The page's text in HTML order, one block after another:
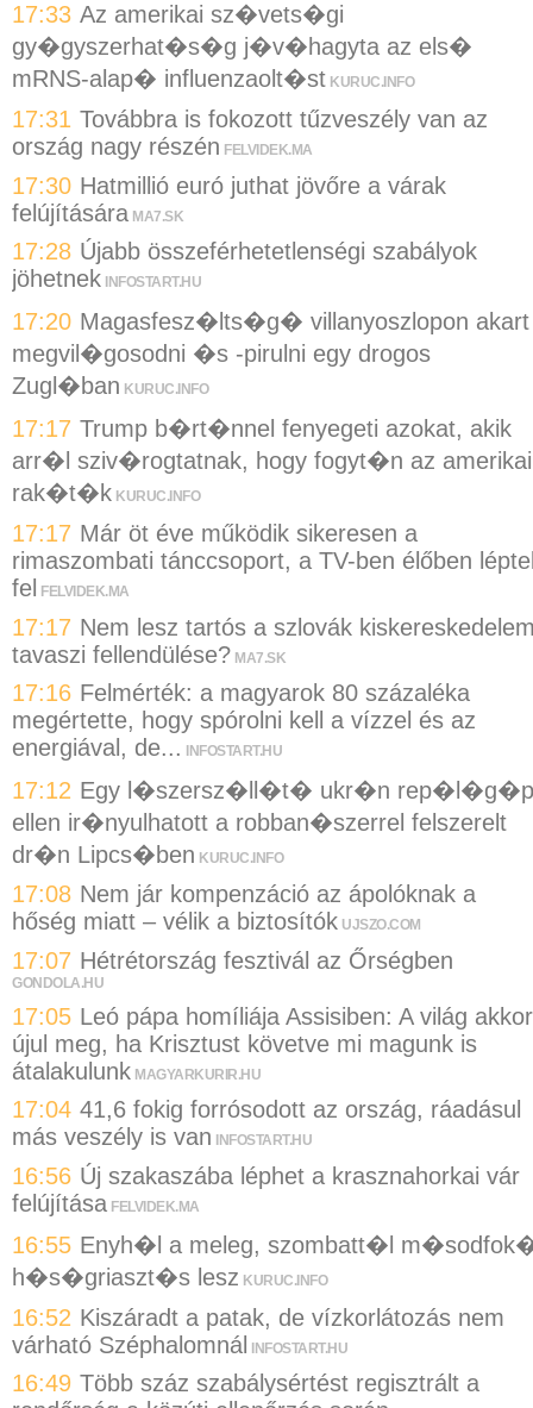
17:33 Az amerikai sz�vets�gi
gy�gyszerhat�s�g j�v�hagyta az els�
mRNS-alap� influenzaolt�st KURUC.INFO
17:31 Továbbra is fokozott tűzveszély van az
ország nagy részén FELVIDEK.MA
17:30 Hatmillió euró juthat jövőre a várak
felújítására MA7.SK
17:28 Újabb összeférhetetlenségi szabályok
jöhetnek INFOSTART.HU
17:20 Magasfesz�lts�g� villanyoszlopon akart
megvil�gosodni �s -pirulni egy drogos
Zugl�ban KURUC.INFO
17:17 Trump b�rt�nnel fenyegeti azokat, akik
arr�l sziv�rogtatnak, hogy fogyt�n az amerikai
rak�t�k KURUC.INFO
17:17 Már öt éve működik sikeresen a
rimaszombati tánccsoport, a TV-ben élőben
fel
FELVIDEK.MA
17:17 Nem lesz tartós a szlovák
tavaszi fellendülése? MA7.SK
17:16 Felmérték: a magyarok 80 százaléka
megértette, hogy spórolni kell a vízzel és az
energiával, de...
INFOSTART.HU
17:12 Egy l�szersz�ll�t� ukr�n rep�l�g�p
ellen ir�nyulhatott a robban�szerrel felszerelt
dr�n Lipcs�ben KURUC.INFO
17:08 Nem jár kompenzáció az ápolóknak a
hőség miatt – vélik a biztosítók UJSZO.COM
17:07 Hétrétország fesztivál az Őrségben
GONDOLA.HU
17:05 Leó pápa homíliája Assisiben: A világ akkor
újul meg, ha Krisztust követve mi magunk is
átalakulunk MAGYARKURIR.HU
17:04 41,6 fokig forrósodott az ország, ráadásul
más veszély is van
INFOSTART.HU
16:56 Új szakaszába léphet a krasznahorkai vár
felújítása FELVIDEK.MA
16:55 Enyh�l a meleg, szombatt�l
h�s�griaszt�s lesz KURUC.INFO
16:52 Kiszáradt a patak, de vízkorlátozás nem
várható Széphalomnál INFOSTART.HU
16:49 Több száz szabálysértést regisztrált a